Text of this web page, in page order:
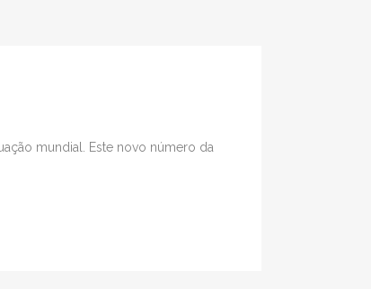
mundial. Este novo número da